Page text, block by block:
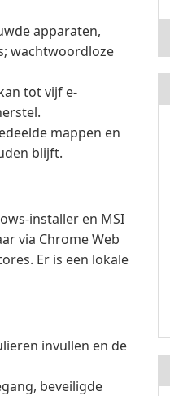
apparaten,
wachtwoordloze
tot vijf e-
mappen en
blijft.
installer en MSI
via Chrome Web
Er is een lokale
invullen en de
beveiligde